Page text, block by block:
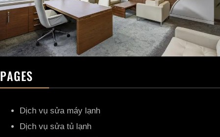
PAGES
Dịch vụ sửa máy lạnh
Dịch vụ sửa tủ lạnh